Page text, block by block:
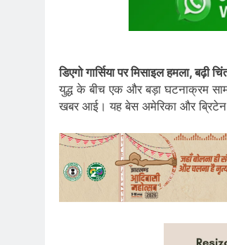
डिएगो गार्सिया पर मिसाइल हमला, बढ़ी
युद्ध के बीच एक और बड़ा घटनाक्रम
खबर आई। यह बेस अमेरिका और ब्रिटेन